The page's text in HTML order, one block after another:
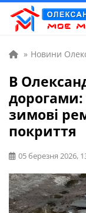
» Новини
В
дорогами:
зимові
покриття
05 березня 2026,